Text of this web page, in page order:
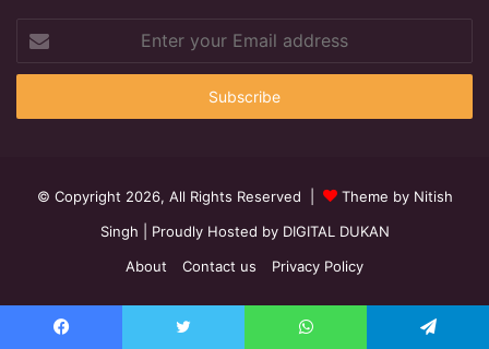
your
Email
© Copyright 2026, All Rights Reserved |
Theme by Nitish
Singh | Proudly Hosted by DIGITAL DUKAN
About
Contact us Privacy Policy